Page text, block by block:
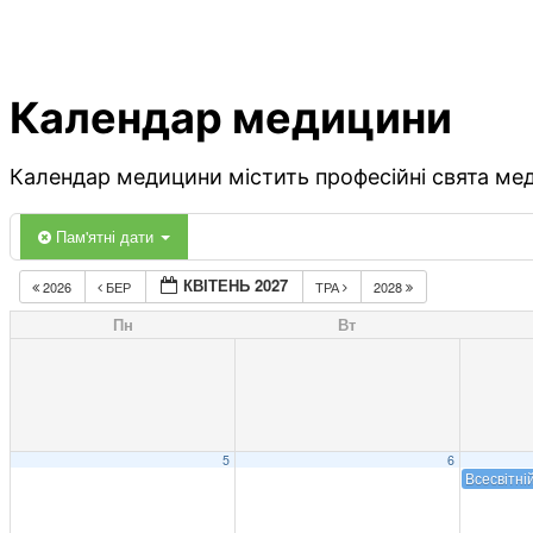
Календар медицини
Календар медицини містить професійні свята
Пам'ятні дати
2026 БЕР КВІТЕНЬ 2027 ТРА 2028
Пн Вт
5 6